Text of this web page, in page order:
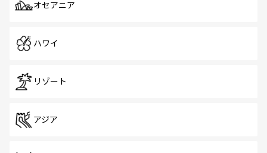
オセアニア
ハワイ
リゾート
アジア